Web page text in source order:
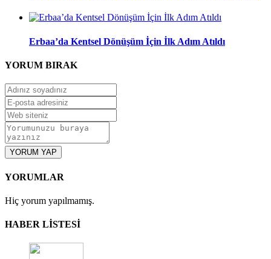
Erbaa’da Kentsel Dönüşüm İçin İlk Adım Atıldı
YORUM BIRAK
YORUM YAP
YORUMLAR
Hiç yorum yapılmamış.
HABER LİSTESİ